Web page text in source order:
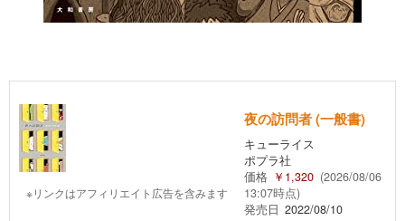
※リンクはアフィリエイト広告を含みます
夜の訪問者 (一般書)
キューライス
ポプラ社
価格 ￥1,320 (2026/08/06
13:07時点)
発売日 2022/08/10